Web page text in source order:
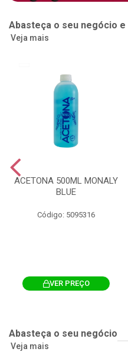
Abasteça o seu negócio e
Veja mais
ACETONA 500ML MONALY
BLUE
Código: 5095316
VER PREÇO
Abasteça o seu negócio
Veja mais